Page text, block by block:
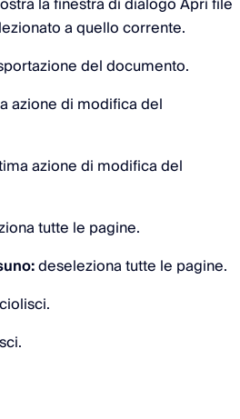
a quello corrente.
del documento.
azione di modifica del
azione di modifica del
tutte le pagine.
deseleziona tutte le pagine.